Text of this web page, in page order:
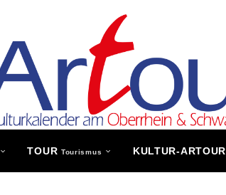
TOUR Tourismus KULTUR-ARTOUR